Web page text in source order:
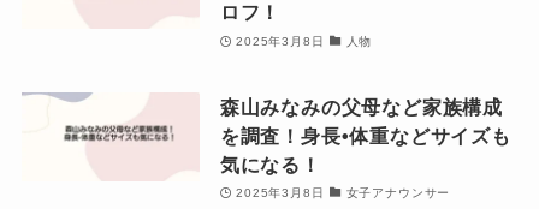
ロフ！
2025年3月8日 人物
森山みなみの父母など家族構成
を調査！身長•体重などサイズも
気になる！
2025年3月8日 女子アナウンサー